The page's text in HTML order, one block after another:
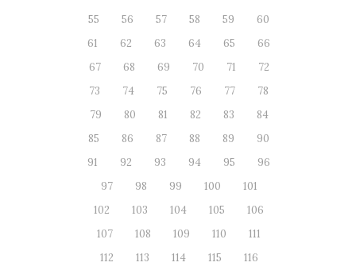
55
56 57 58 59
60
61
62 63 64 65
66
67
68 69 70 71
72
73
74 75 76 77
78
79
80 81 82 83
84
85
86 87 88 89
90
91
92 93 94 95
96
97
98 99 100
101
102
103 104 105
106
107
108 109 110
111
112
113 114 115
116